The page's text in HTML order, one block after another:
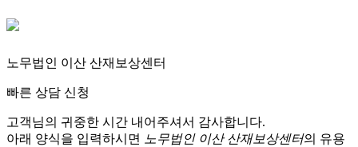
노무법인 이산 산재보상센터
빠른 상담 신청
고객님의 귀중한 시간 내어주셔서 감사합니다.
아래 양식을 입력하시면
노무법인 이산 산재보상센터의 유용